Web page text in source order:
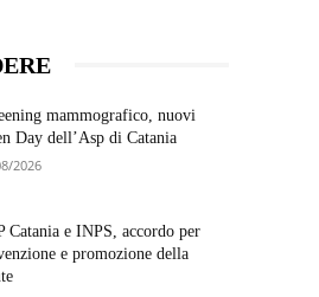
mammografico, nuovi
Day dell’Asp di Catania
2026
Catania e INPS, accordo per
e promozione della